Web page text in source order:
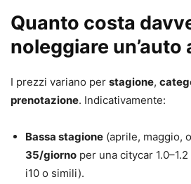
Quanto costa
noleggiare un’auto
I prezzi variano per stagione,
prenotazione. Indicativamente:
Bassa stagione (aprile, maggio,
35/giorno per una citycar
i10 o simili).